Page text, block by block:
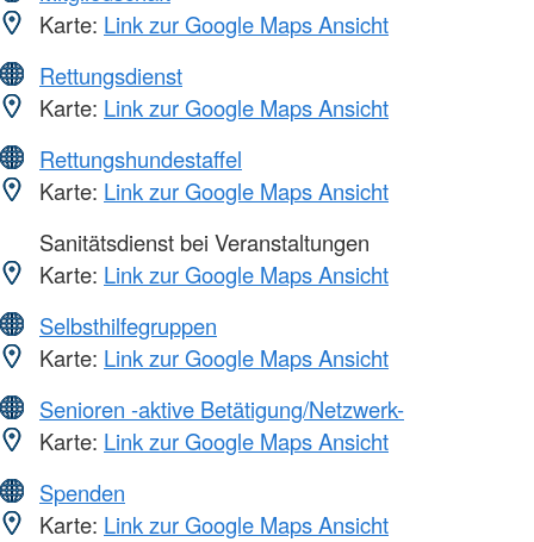
Karte: Link zur Google Maps Ansicht
Rettungsdienst
Karte: Link zur Google Maps Ansicht
Rettungshundestaffel
Karte: Link zur Google Maps Ansicht
Sanitätsdienst bei Veranstaltungen
Karte: Link zur Google Maps Ansicht
Selbsthilfegruppen
Karte: Link zur Google Maps Ansicht
Senioren -aktive Betätigung/Netzwerk-
Karte: Link zur Google Maps Ansicht
Spenden
Karte: Link zur Google Maps Ansicht